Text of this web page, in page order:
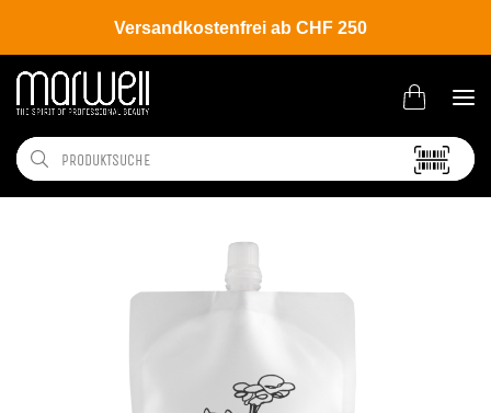
Versandkostenfrei ab CHF 250
Shop Brands Davines New Essential Haircare